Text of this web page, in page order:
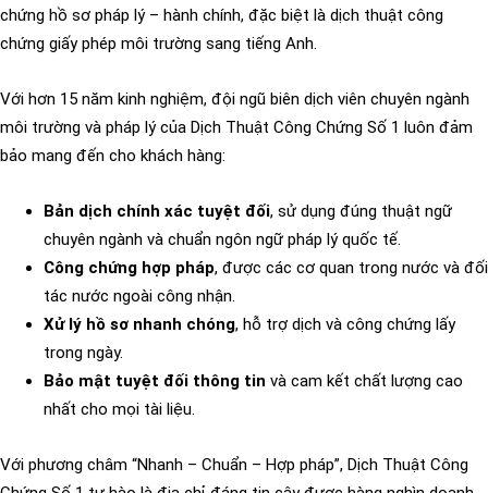
chứng hồ sơ pháp lý – hành chính, đặc biệt là dịch thuật công
chứng giấy phép môi trường sang tiếng Anh.
Với hơn 15 năm kinh nghiệm, đội ngũ biên dịch viên chuyên ngành
môi trường và pháp lý của Dịch Thuật Công Chứng Số 1 luôn đảm
bảo mang đến cho khách hàng:
Bản dịch chính xác tuyệt đối, sử dụng đúng thuật ngữ
chuyên ngành và chuẩn ngôn ngữ pháp lý quốc tế.
Công chứng hợp pháp, được các cơ quan trong nước và đối
tác nước ngoài công nhận.
Xử lý hồ sơ nhanh chóng, hỗ trợ dịch và công chứng lấy
trong ngày.
Bảo mật tuyệt đối thông tin và cam kết chất lượng cao
nhất cho mọi tài liệu.
Với phương châm “Nhanh – Chuẩn – Hợp pháp”, Dịch Thuật Công